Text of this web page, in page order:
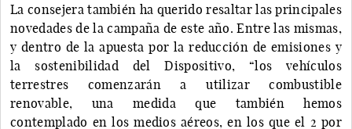
La consejera también ha querido resaltar las principales
novedades de la campaña de este año. Entre las mismas,
y dentro de la apuesta por la reducción de emisiones y
la sostenibilidad del Dispositivo, “los vehículos
terrestres comenzarán a utilizar combustible
renovable, una medida que también hemos
contemplado en los medios aéreos, en los que el 2 por